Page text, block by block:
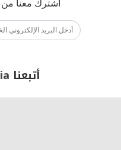
اشترك معنا
أتبعنا